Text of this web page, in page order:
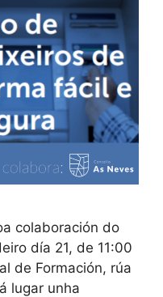
colaboración do
día 21, de 11:00
de Formación, rúa
lugar unha